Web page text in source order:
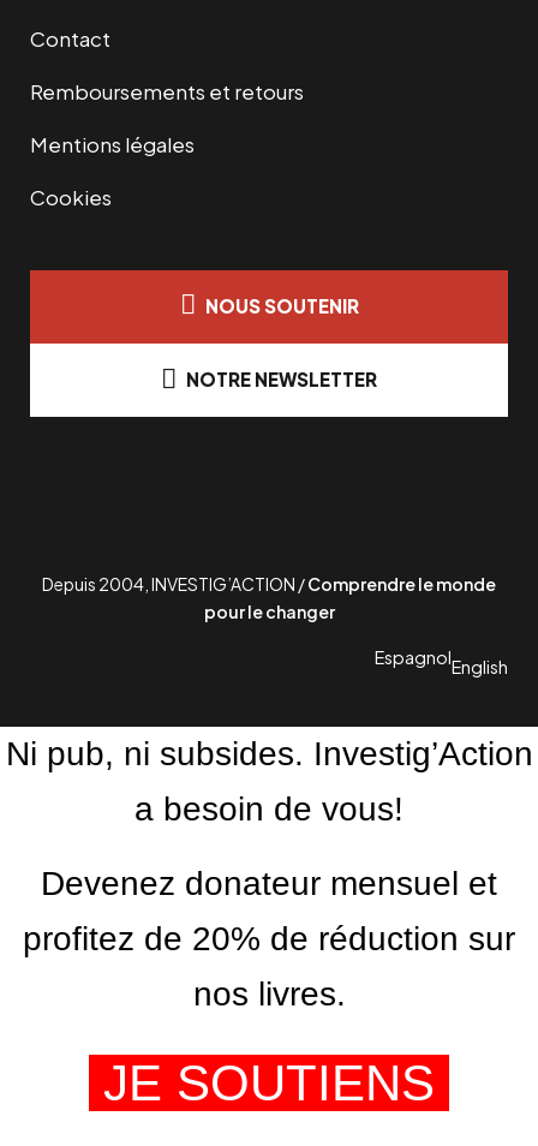
Contact
Remboursements et retours
Mentions légales
Cookies
NOUS SOUTENIR
NOTRE NEWSLETTER
Depuis 2004, INVESTIG’ACTION /Comprendre le monde
pour le changer
EspagnolEnglish
Ni pub, ni subsides. Investig’Action
a besoin de vous!
Devenez donateur mensuel et
profitez de 20% de réduction sur
nos livres.
JE SOUTIENS